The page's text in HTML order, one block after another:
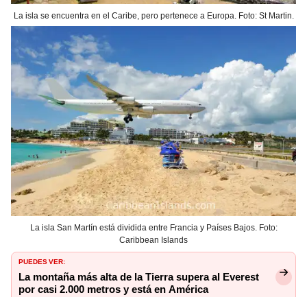
La isla se encuentra en el Caribe, pero pertenece a Europa. Foto: St Martin.
La isla San Martín está dividida entre Francia y Países Bajos. Foto:
Caribbean Islands
PUEDES VER:
La montaña más alta de la Tierra supera al Everest
por casi 2.000 metros y está en América